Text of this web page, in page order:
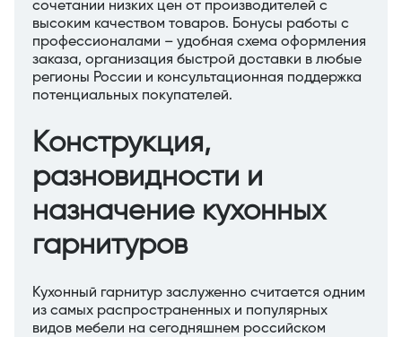
сочетании низких цен от производителей с
высоким качеством товаров. Бонусы работы с
профессионалами – удобная схема оформления
заказа, организация быстрой доставки в любые
регионы России и консультационная поддержка
потенциальных покупателей.
Конструкция,
разновидности и
назначение кухонных
гарнитуров
Кухонный гарнитур заслуженно считается одним
из самых распространенных и популярных
видов мебели на сегодняшнем российском